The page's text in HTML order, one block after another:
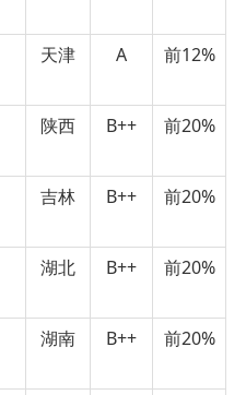
天津 A 前12%
陕西 B++ 前20%
吉林 B++ 前20%
湖北 B++ 前20%
湖南 B++ 前20%